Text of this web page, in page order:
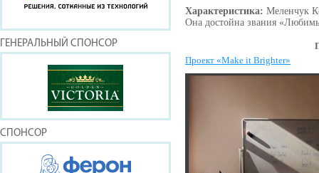
ГЕНЕРАЛЬНЫЙ СПОНСОР
СПОНСОР
Характеристика: Меленчук
Она достойна звания
Проект «Make it Brighter»